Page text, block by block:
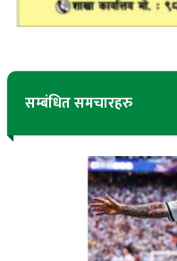
सम्बंधित समचारहरु